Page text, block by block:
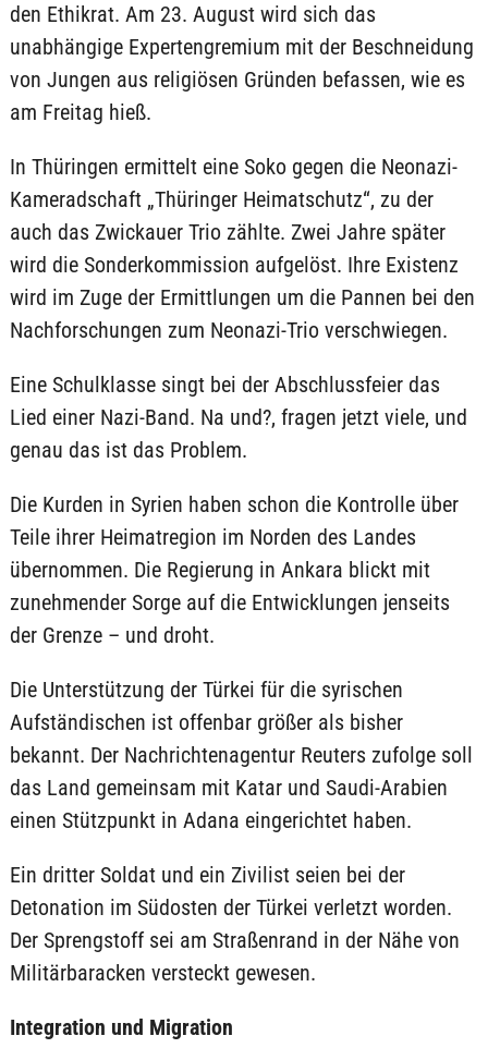
den Ethikrat. Am 23. August wird sich das
unabhängige Expertengremium mit der Beschneidung
von Jungen aus religiösen Gründen befassen, wie es
am Freitag hieß.
In Thüringen ermittelt eine Soko gegen die Neonazi-
Kameradschaft „Thüringer Heimatschutz“, zu der
auch das Zwickauer Trio zählte. Zwei Jahre später
wird die Sonderkommission aufgelöst. Ihre Existenz
wird im Zuge der Ermittlungen um die Pannen bei den
Nachforschungen zum Neonazi-Trio verschwiegen.
Eine Schulklasse singt bei der Abschlussfeier das
Lied einer Nazi-Band. Na und?, fragen jetzt viele, und
genau das ist das Problem.
Die Kurden in Syrien haben schon die Kontrolle über
Teile ihrer Heimatregion im Norden des Landes
übernommen. Die Regierung in Ankara blickt mit
zunehmender Sorge auf die Entwicklungen jenseits
der Grenze – und droht.
Die Unterstützung der Türkei für die syrischen
Aufständischen ist offenbar größer als bisher
bekannt. Der Nachrichtenagentur Reuters zufolge soll
das Land gemeinsam mit Katar und Saudi-Arabien
einen Stützpunkt in Adana eingerichtet haben.
Ein dritter Soldat und ein Zivilist seien bei der
Detonation im Südosten der Türkei verletzt worden.
Der Sprengstoff sei am Straßenrand in der Nähe von
Militärbaracken versteckt gewesen.
Integration und Migration